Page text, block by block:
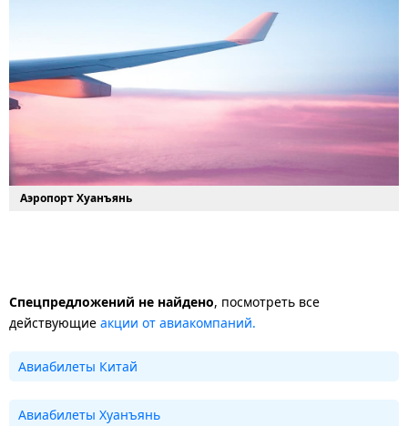
Аэропорт Хуанъянь
Спецпредложений не найдено, посмотреть все
действующие акции от авиакомпаний.
Авиабилеты Китай
Авиабилеты Хуанъянь